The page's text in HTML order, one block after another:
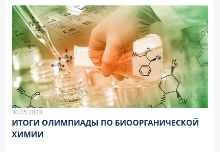
30.05.2023
ИТОГИ ОЛИМПИАДЫ ПО БИООРГАНИЧЕСКОЙ
ХИМИИ